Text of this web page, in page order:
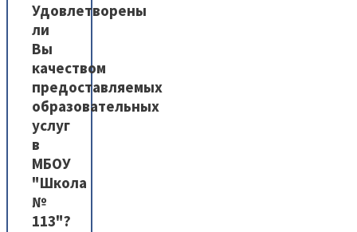
Удовлетворены
ли
Вы
качеством
предоставляемых
образовательных
услуг
в
МБОУ
"Школа
№
113"?